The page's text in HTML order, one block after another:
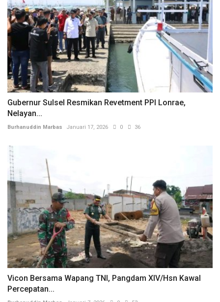
Gubernur Sulsel Resmikan Revetment PPI Lonrae,
Nelayan...
Burhanuddin Marbas Januari 17, 2026 0 36
Vicon Bersama Wapang TNI, Pangdam XIV/Hsn Kawal
Percepatan...